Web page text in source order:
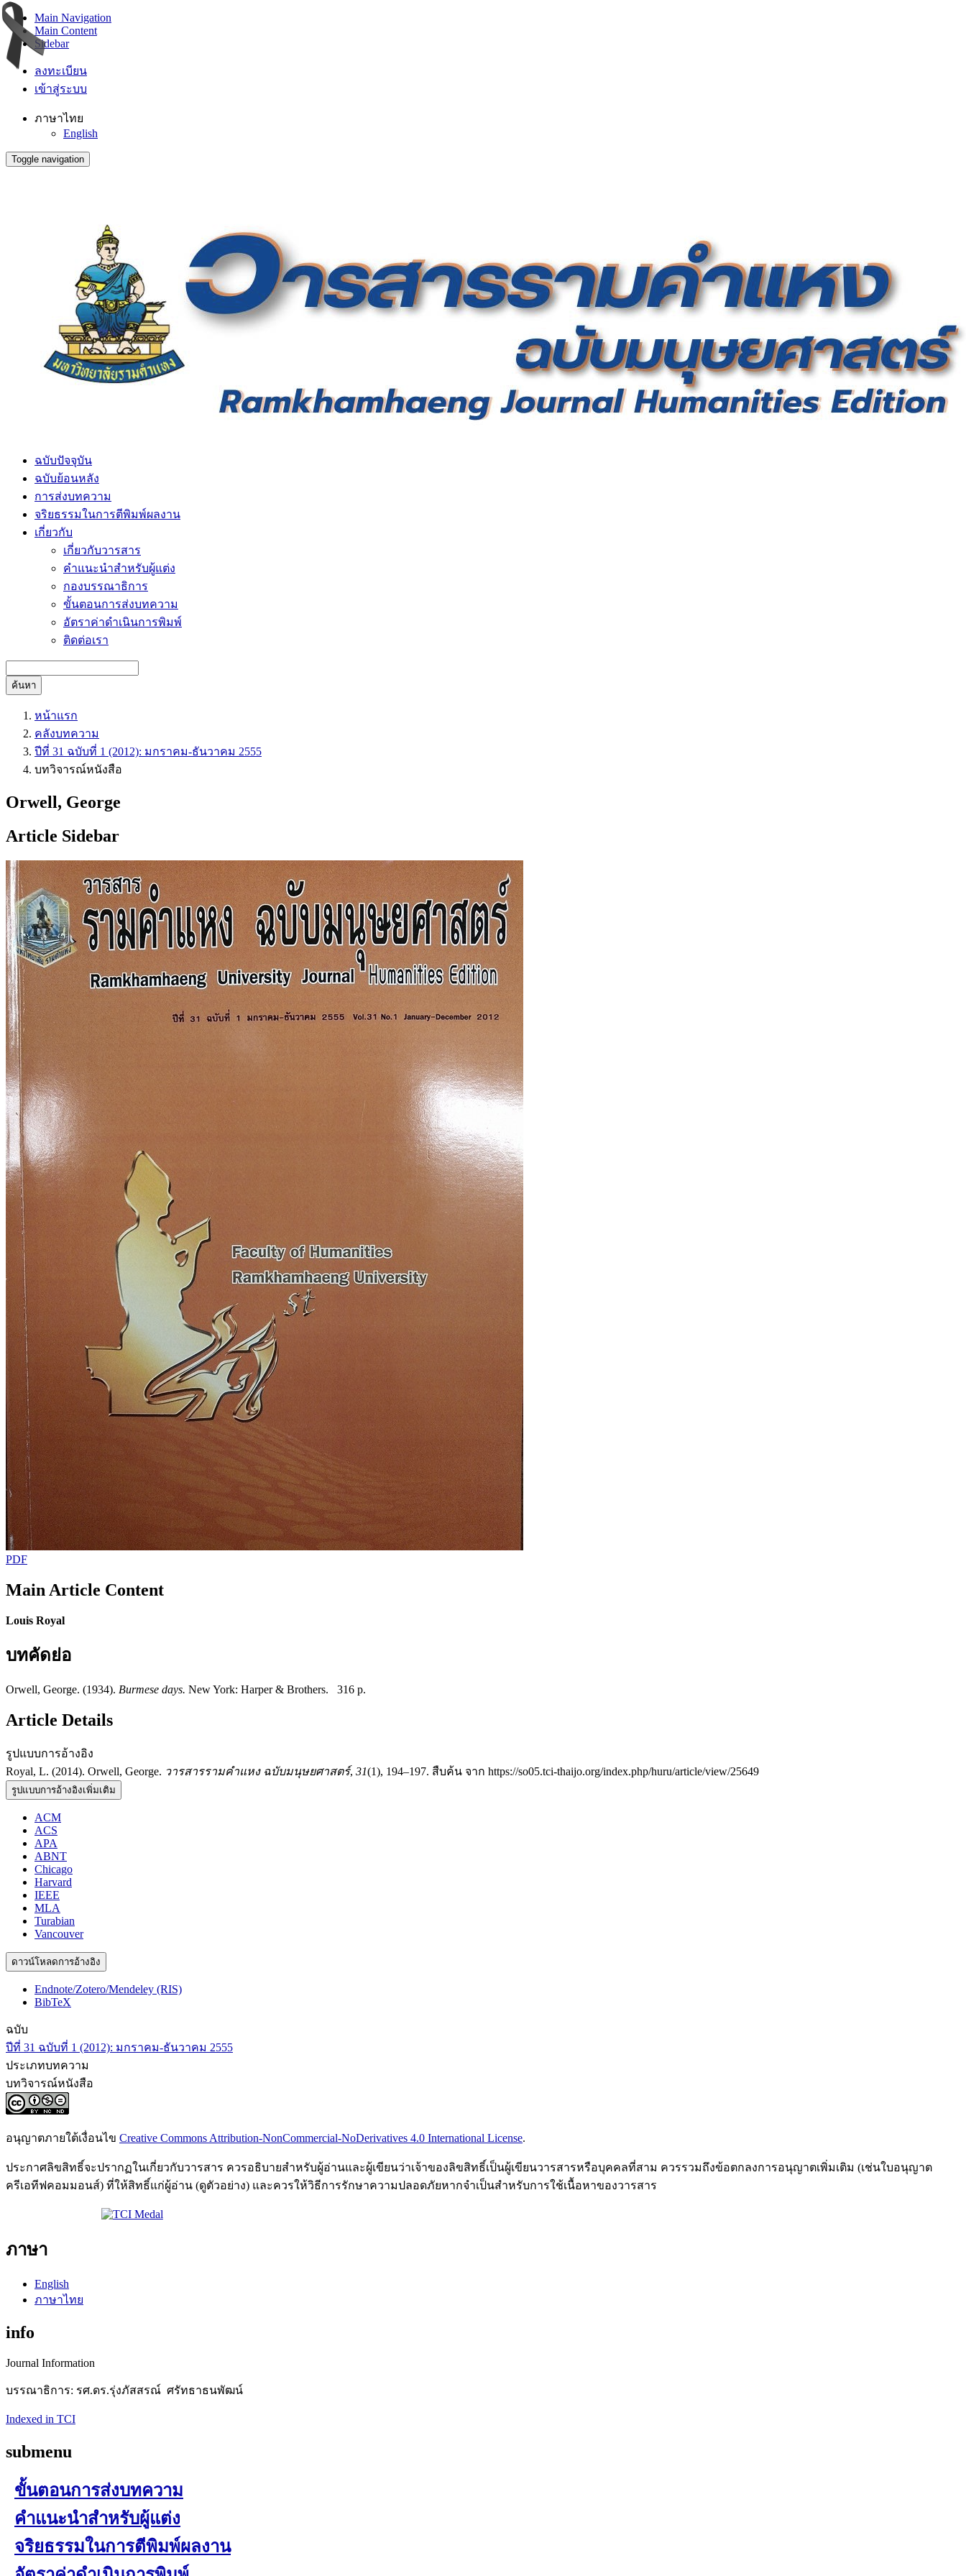
Main Navigation
Main Content
Sidebar
ลงทะเบียน
เข้าสู่ระบบ
ภาษาไทย
English
Toggle navigation
ฉบับปัจจุบัน
ฉบับย้อนหลัง
การส่งบทความ
จริยธรรมในการตีพิมพ์ผลงาน
เกี่ยวกับ
เกี่ยวกับวารสาร
คำแนะนำสำหรับผู้แต่ง
กองบรรณาธิการ
ขั้นตอนการส่งบทความ
อัตราค่าดำเนินการพิมพ์
ติดต่อเรา
ค้นหา
หน้าแรก
คลังบทความ
ปีที่ 31 ฉบับที่ 1 (2012): มกราคม-ธันวาคม 2555
บทวิจารณ์หนังสือ
Orwell, George
Article Sidebar
PDF
Main Article Content
Louis Royal
บทคัดย่อ
Orwell, George. (1934). Burmese days. New York: Harper & Brothers. 316 p.
Article Details
รูปแบบการอ้างอิง
Royal, L. (2014). Orwell, George. วารสารรามคำแหง ฉบับมนุษยศาสตร์, 31(1), 194–197. สืบค้น จาก https://so05.tci-thaijo.org/index.php/huru/article/view/25649
รูปแบบการอ้างอิงเพิ่มเติม
ACM
ACS
APA
ABNT
Chicago
Harvard
IEEE
MLA
Turabian
Vancouver
ดาวน์โหลดการอ้างอิง
Endnote/Zotero/Mendeley (RIS)
BibTeX
ฉบับ
ปีที่ 31 ฉบับที่ 1 (2012): มกราคม-ธันวาคม 2555
ประเภทบทความ
บทวิจารณ์หนังสือ
อนุญาตภายใต้เงื่อนไข Creative Commons Attribution-NonCommercial-NoDerivatives 4.0 International License.
ประกาศลิขสิทธิ์จะปรากฏในเกี่ยวกับวารสาร ควรอธิบายสำหรับผู้อ่านและผู้เขียนว่าเจ้าของลิขสิทธิ์เป็นผู้เขียนวารสารหรือบุคคลที่สาม ควรรวมถึงข้อตกลงการอนุญาตเพิ่มเติม (เช่นใบอนุญาต
ครีเอทีฟคอมมอนส์) ที่ให้สิทธิ์แก่ผู้อ่าน (ดูตัวอย่าง) และควรให้วิธีการรักษาความปลอดภัยหากจำเป็นสำหรับการใช้เนื้อหาของวารสาร
ภาษา
English
ภาษาไทย
info
Journal Information
บรรณาธิการ: รศ.ดร.รุ่งภัสสรณ์ ศรัทธาธนพัฒน์
Indexed in TCI
submenu
ขั้นตอนการส่งบทความ
คำแนะนำสำหรับผู้แต่ง
จริยธรรมในการตีพิมพ์ผลงาน